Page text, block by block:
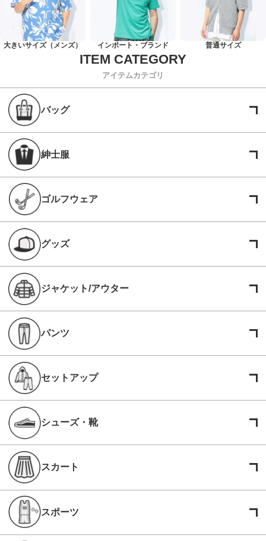
大きいサイズ（メンズ） インポート・ブランド 普通サイズ
アイテムカテゴリ
バッグ
紳士服
ゴルフウェア
グッズ
ジャケット/アウター
パンツ
セットアップ
シューズ・靴
スカート
スポーツ